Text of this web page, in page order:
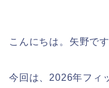
こんにちは。矢野です
今回は、2026年フィ